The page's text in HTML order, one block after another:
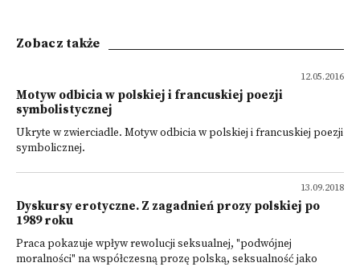
Zobacz także
12.05.2016
Motyw odbicia w polskiej i francuskiej poezji
symbolistycznej
Ukryte w zwierciadle. Motyw odbicia w polskiej i francuskiej poezji
symbolicznej.
13.09.2018
Dyskursy erotyczne. Z zagadnień prozy polskiej po
1989 roku
Praca pokazuje wpływ rewolucji seksualnej, "podwójnej
moralności" na współczesną prozę polską, seksualność jako